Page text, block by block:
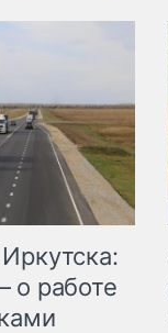
о работе